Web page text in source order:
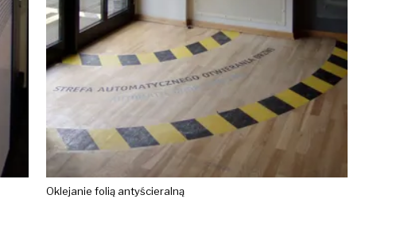
Oklejanie folią antyścieralną